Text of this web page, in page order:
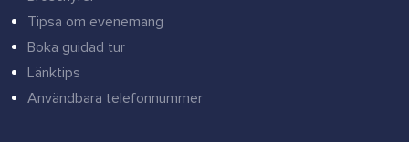
Tipsa om evenemang
Boka guidad tur
Länktips
Användbara telefonnummer